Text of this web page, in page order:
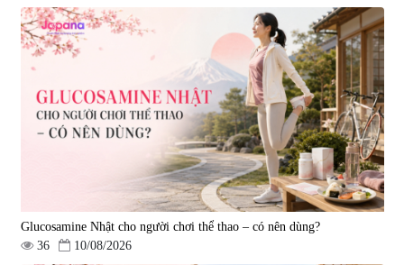
Glucosamine Nhật cho người chơi thể thao – có nên dùng?
36
10/08/2026